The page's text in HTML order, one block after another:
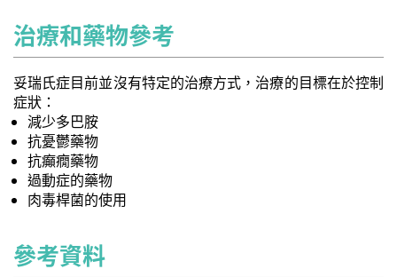
治療和藥物參考
妥瑞氏症目前並沒有特定的治療方式，治療的目標在於控制
症狀：
減少多巴胺
抗憂鬱藥物
抗癲癇藥物
過動症的藥物
肉毒桿菌的使用
參考資料